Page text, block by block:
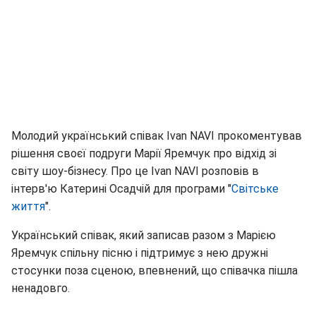
Молодий український співак Ivan NAVI прокоментував
рішення своєї подруги Марії Яремчук про відхід зі
світу шоу-бізнесу. Про це Ivan NAVI розповів в
інтерв'ю Катерині Осадчій для програми "Світське
життя".
Український співак, який записав разом з Марією
Яремчук спільну пісню і підтримує з нею дружні
стосунки поза сценою, впевнений, що співачка пішла
ненадовго.